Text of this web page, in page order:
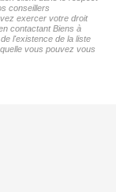
conseillers
exercer votre droit
contactant Biens à
l'existence de la liste
vous pouvez vous